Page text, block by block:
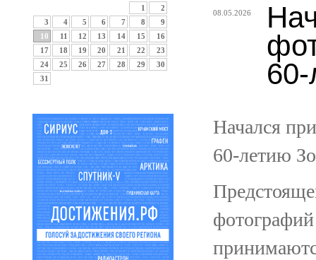
1
2
3
4 5 6 7 8
9
10
11 12 13 14 15
16
17
18 19 20 21 22
23
24
25 26 27 28 29
30
31
08.05.2026
Начался
60-летию